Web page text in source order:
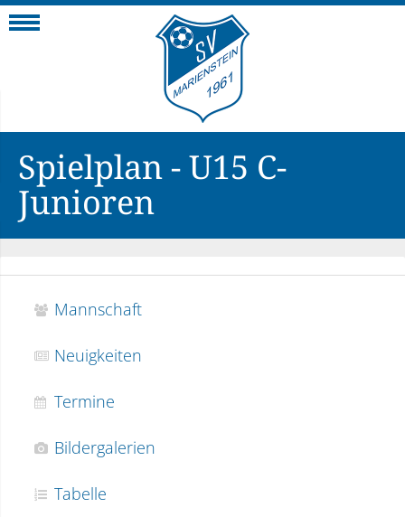
Spielplan - U15 C-
Junioren
Mannschaft
Neuigkeiten
Termine
Bildergalerien
Tabelle